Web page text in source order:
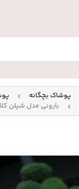
پوشاک بچگانه
بارونی مدل شیلن